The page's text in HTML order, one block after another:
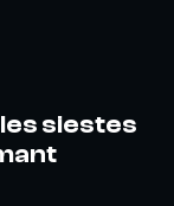
siestes